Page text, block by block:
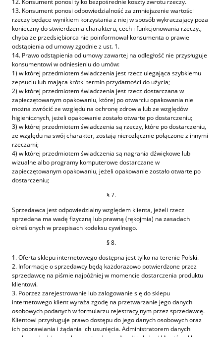
12. Konsument ponosi tylko bezpośrednie koszty zwrotu rzeczy.
13. Konsument ponosi odpowiedzialność za zmniejszenie wartości
rzeczy będące wynikiem korzystania z niej w sposób wykraczający poza
konieczny do stwierdzenia charakteru, cech i funkcjonowania rzeczy.,
chyba że przedsiębiorca nie poinformował konsumenta o prawie
odstąpienia od umowy zgodnie z ust. 1.
14. Prawo odstąpienia od umowy zawartej na odległość nie przysługuje
konsumentowi w odniesieniu do umów:
1) w której przedmiotem świadczenia jest rzecz ulegająca szybkiemu
zepsuciu lub mająca krótki termin przydatności do użycia;
2) w której przedmiotem świadczenia jest rzecz dostarczana w
zapieczętowanym opakowaniu, której po otwarciu opakowania nie
można zwrócić ze względu na ochronę zdrowia lub ze względów
higienicznych, jeżeli opakowanie zostało otwarte po dostarczeniu;
3) w której przedmiotem świadczenia są rzeczy, które po dostarczeniu,
ze względu na swój charakter, zostają nierozłącznie połączone z innymi
rzeczami;
4) w której przedmiotem świadczenia są nagrania dźwiękowe lub
wizualne albo programy komputerowe dostarczane w
zapieczętowanym opakowaniu, jeżeli opakowanie zostało otwarte po
dostarczeniu;
§ 7.
Sprzedawca jest odpowiedzialny względem klienta, jeżeli rzecz
sprzedana ma wadę fizyczną lub prawną (rękojmia) na zasadach
określonych w przepisach kodeksu cywilnego.
§ 8.
1. Oferta sklepu internetowego dostępna jest tylko na terenie Polski.
2. Informacje o sprzedawcy będą każdorazowo potwierdzone przez
sprzedawcę na piśmie najpóźniej w momencie dostarczenia produktu
klientowi.
3. Poprzez zarejestrowanie lub zalogowanie się do sklepu
internetowego klient wyraża zgodę na przetwarzanie jego danych
osobowych podanych w formularzu rejestracyjnym przez sprzedawcę.
Klientowi przysługuje prawo dostępu do jego danych osobowych oraz
ich poprawiania i żądania ich usunięcia. Administratorem danych